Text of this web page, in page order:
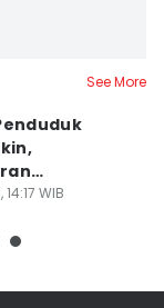
See More
Rokok
WIB